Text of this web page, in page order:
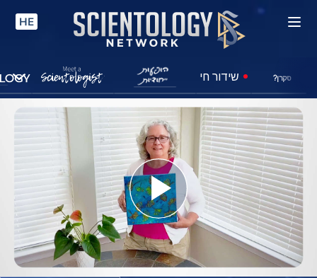
HE
סקרן? שידור חי
Play
Video